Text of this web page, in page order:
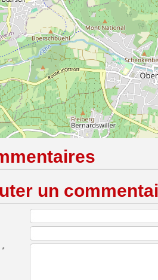
un
*